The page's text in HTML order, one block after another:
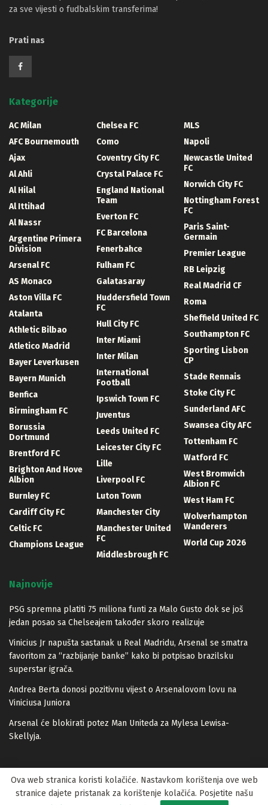
za sve vijesti o fudbalskim transferima!
Prati nas
Kategorije
AC Milan
AFC Bournemouth
Ajax
Al Ahli
Al Hilal
Al Ittihad
Al Nassr
Argentine Primera
Division
Arsenal FC
AS Monaco
Aston Villa FC
Atalanta
Athletic Bilbao
Atletico Madrid
Bayer Leverkusen
Bayern Munich
Benfica
Birmingham FC
Borussia
Dortmund
Brentford FC
Brighton And Hove
Albion
Burnley FC
Cardiff City FC
Celtic FC
Champions League
Chelsea FC
Como
Coventry City FC
Crystal Palace FC
England National
Team
Everton FC
FC Barcelona
Fenerbahce
Fulham FC
Galatasaray
Huddersfield Town
FC
Hull City FC
Inter Miami
Inter Milan
International
Football
Ipswich Town FC
Juventus
Leeds United FC
Leicester City FC
Lille
Liverpool FC
Luton Town
Manchester City
Manchester United
FC
Middlesbrough FC
MLS
Napoli
Newcastle United
FC
Norwich City FC
Nottingham Forest
FC
Paris Saint-
Germain
Premier League
RB Leipzig
Real Madrid CF
Roma
Sheffield United FC
Southampton FC
Sporting Lisbon
CP
Stade Rennais
Stoke City FC
Sunderland AFC
Swansea City AFC
Tottenham FC
Watford FC
West Bromwich
Albion FC
West Ham FC
Wolverhampton
Wanderers
World Cup 2026
Najnovije
PSG spremna platiti 75 miliona funti za Malo Gusto dok se još
jedan posao sa Chelseajem također skoro realizuje
Vinicius Jr napušta sastanak u Real Madridu, Arsenal se smatra
favoritom za “razbijanje banke” kako bi potpisao brazilsku
superstar igrača.
Andrea Berta donosi pozitivnu vijest o Arsenalovom lovu na
Viniciusa Juniora
Arsenal će blokirati potez Man Uniteda za Mylesa Lewisa-
Skellyja.
© 2023 Lopta.net
Ova web stranica koristi kolačiće. Nastavkom korištenja ove web
stranice dajete pristanak za korištenje kolačića. Posjetite našu